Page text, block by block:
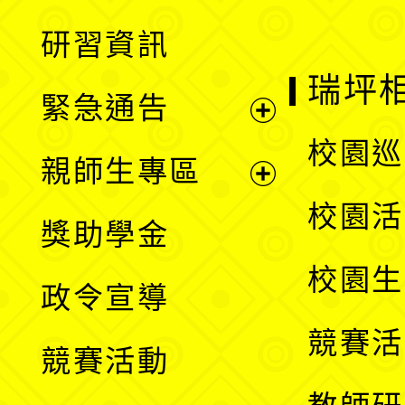
單
選
單
研習資訊
緊急通告
親師生專區
獎助學金
政令宣導
競賽活動
瑞坪
校園
校園
校園
競賽